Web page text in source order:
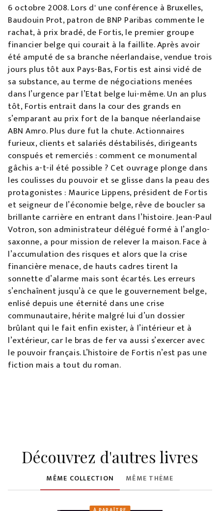
6 octobre 2008. Lors d' une conférence à Bruxelles,
Baudouin Prot, patron de BNP Paribas commente le
rachat, à prix bradé, de Fortis, le premier groupe
financier belge qui courait à la faillite. Après avoir
été amputé de sa branche néerlandaise, vendue trois
jours plus tôt aux Pays-Bas, Fortis est ainsi vidé de
sa substance, au terme de négociations menées
dans l’urgence par l’Etat belge lui-même. Un an plus
tôt, Fortis entrait dans la cour des grands en
s’emparant au prix fort de la banque néerlandaise
ABN Amro. Plus dure fut la chute. Actionnaires
furieux, clients et salariés déstabilisés, dirigeants
conspués et remerciés : comment ce monumental
gâchis a-t-il été possible ? Cet ouvrage plonge dans
les coulisses du pouvoir et se glisse dans la peau des
protagonistes : Maurice Lippens, président de Fortis
et seigneur de l’économie belge, rêve de boucler sa
brillante carrière en entrant dans l’histoire. Jean-Paul
Votron, son administrateur délégué formé à l’anglo-
saxonne, a pour mission de relever la maison. Face à
l’accumulation des risques et alors que la crise
financière menace, de hauts cadres tirent la
sonnette d’alarme mais sont écartés. Les erreurs
s’enchaînent jusqu’à ce que le gouvernement belge,
enlisé depuis une éternité dans une crise
communautaire, hérite malgré lui d’un dossier
brûlant qui le fait enfin exister, à l’intérieur et à
l’extérieur, car le bras de fer va aussi s’exercer avec
le pouvoir français. L’histoire de Fortis n’est pas une
fiction mais a tout du roman.
Découvrez d'autres livres
MÊME COLLECTION MÊME THÈME